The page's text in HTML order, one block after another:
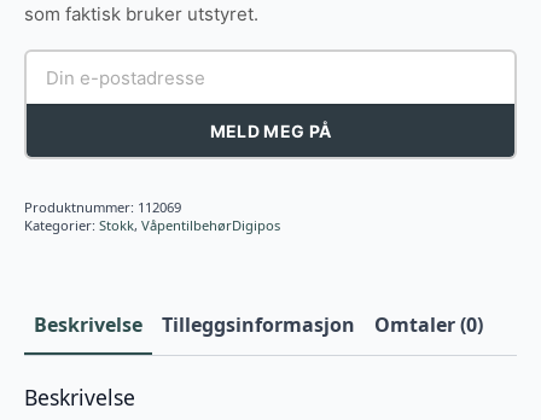
som faktisk bruker utstyret.
MELD MEG PÅ
Produktnummer: 112069
Kategorier: Stokk, VåpentilbehørDigipos
Beskrivelse Tilleggsinformasjon Omtaler (0)
Beskrivelse